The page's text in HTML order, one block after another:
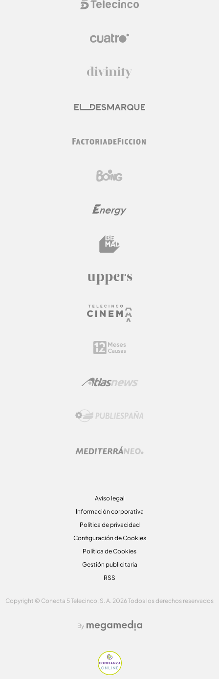
Aviso legal
Información corporativa
Política de privacidad
Configuración de Cookies
Política de Cookies
Gestión publicitaria
RSS
Copyright © Conecta 5 Telecinco, S. A. 2026 Todos los derechos reservados
By